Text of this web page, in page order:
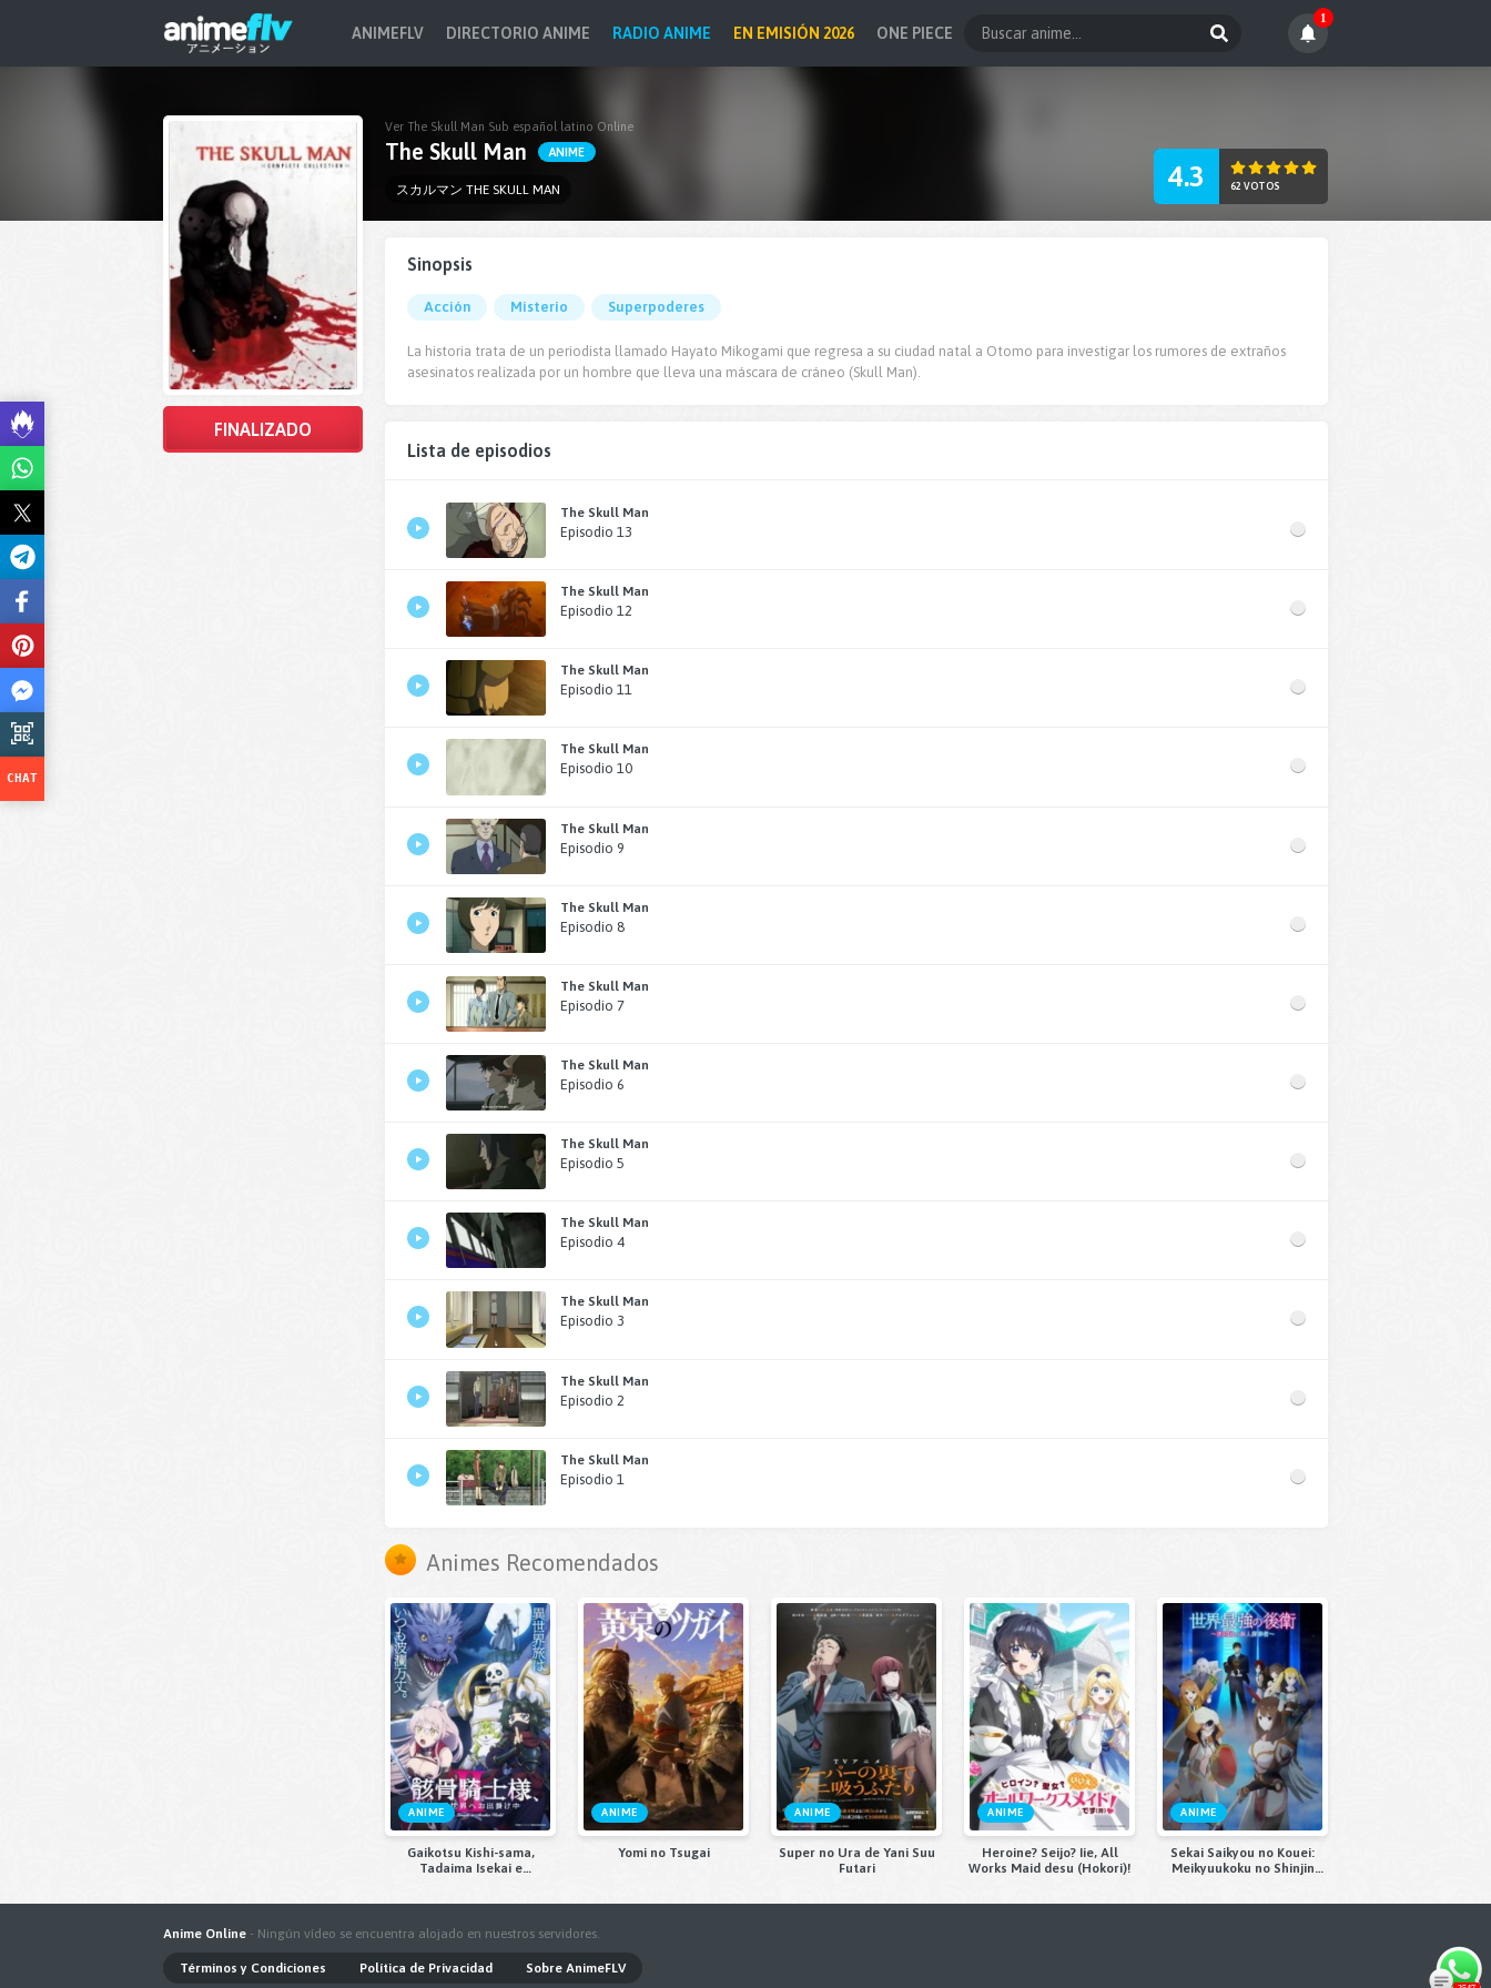
ANIMEFLV DIRECTORIO ANIME RADIO ANIME EN EMISIÓN 2026 ONE PIECE
1
Ver The Skull Man Sub español latino Online
The Skull Man ANIME
スカルマン THE SKULL MAN 4.3 62 VOTOS
FINALIZADO
Sinopsis
Acción Misterio Superpoderes
La historia trata de un periodista llamado Hayato Mikogami que regresa a su ciudad natal a Otomo para investigar los rumores de extraños
asesinatos realizada por un hombre que lleva una máscara de cráneo (Skull Man).
Lista de episodios
The Skull Man
Episodio 13
The Skull Man
Episodio 12
The Skull Man
Episodio 11
The Skull Man
Episodio 10
The Skull Man
Episodio 9
The Skull Man
Episodio 8
The Skull Man
Episodio 7
The Skull Man
Episodio 6
The Skull Man
Episodio 5
The Skull Man
Episodio 4
The Skull Man
Episodio 3
The Skull Man
Episodio 2
The Skull Man
Episodio 1
Animes Recomendados
ANIME
Gaikotsu Kishi-sama,
Tadaima Isekai e
ANIME
Yomi no Tsugai
ANIME
Super no Ura de Yani Suu
Futari
ANIME
Heroine? Seijo? Iie, All
Works Maid desu (Hokori)!
ANIME
Sekai Saikyou no Kouei:
Meikyuukoku no Shinjin
Anime Online - Ningún vídeo se encuentra alojado en nuestros servidores.
Términos y Condiciones Política de Privacidad Sobre AnimeFLV